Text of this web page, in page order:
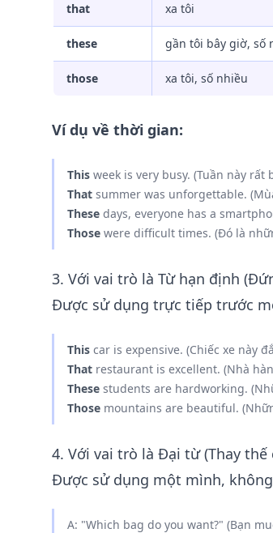
that xa tôi
these gần tôi bây giờ, số
those xa tôi, số nhiều
Ví dụ về thời gian:
This week is very busy. (Tuần này rất
That summer was unforgettable.
These days, everyone has a
Those were difficult times. (Đó là
3. Với vai trò là Từ hạn định
Được sử dụng trực tiếp trước
This car is expensive. (Chiếc xe này
That restaurant is excellent. (Nhà
These students are hardworking.
Those mountains are beautiful.
4. Với vai trò là Đại từ (Thay
Được sử dụng một mình,
A: "Which bag do you want?" (Bạn